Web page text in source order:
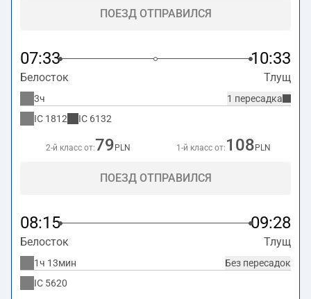
ПОЕЗД ОТПРАВИЛСЯ
07:33 10:33
Белосток Тлущ
1 пересадка
3ч
IC 1812 IC 6132
2-й класс от:79 PLN 1-й класс от: 108 PLN
ПОЕЗД ОТПРАВИЛСЯ
08:15 09:28
Белосток Тлущ
Без пересадок
1ч 13мин
IC 5620